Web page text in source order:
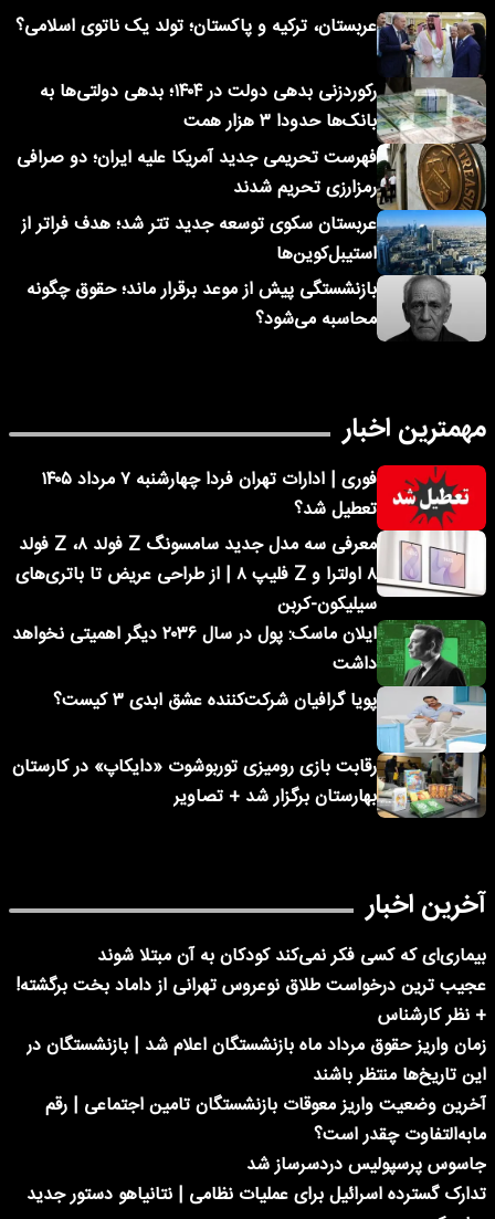
عربستان، ترکیه و پاکستان؛ تولد یک ناتوی اسلامی؟
رکوردزنی بدهی دولت در ۱۴۰۴؛ بدهی دولتی‌ها به
بانک‌ها حدودا ۳ هزار همت
فهرست تحریمی جدید آمریکا علیه ایران؛ دو صرافی
رمزارزی تحریم شدند
عربستان سکوی توسعه جدید تتر شد؛ هدف فراتر از
استیبل‌کوین‌ها
بازنشستگی پیش از موعد برقرار ماند؛ حقوق چگونه
محاسبه می‌شود؟
مهمترین اخبار
فوری | ادارات تهران فردا چهارشنبه ۷ مرداد ۱۴۰۵
تعطیل شد؟
معرفی سه مدل جدید سامسونگ Z فولد ۸، Z فولد
۸ اولترا و Z فلیپ ۸ | از طراحی عریض تا باتری‌های
سیلیکون-کربن
ایلان ماسک: پول در سال ۲۰۳۶ دیگر اهمیتی نخواهد
داشت
پویا گرافیان شرکت‌کننده عشق ابدی ۳ کیست؟
رقابت بازی رومیزی توربوشوت «دایکاپ» در کارستان
بهارستان برگزار شد + تصاویر
آخرین اخبار
بیماری‌ای که کسی فکر نمی‌کند کودکان به آن مبتلا شوند
عجیب ترین درخواست طلاق نوعروس تهرانی از داماد بخت برگشته!
+ نظر کارشناس
زمان واریز حقوق مرداد ماه بازنشستگان اعلام شد | بازنشستگان در
این تاریخ‌ها منتظر باشند
آخرین وضعیت واریز معوقات بازنشستگان تامین اجتماعی | رقم
مابه‌التفاوت چقدر است؟
جاسوس پرسپولیس دردسرساز شد
تدارک گسترده اسرائیل برای عملیات نظامی | نتانیاهو دستور جدید